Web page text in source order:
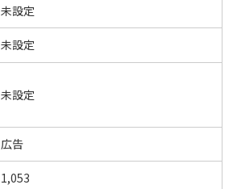
未設定
未設定
未設定
広告
1,053